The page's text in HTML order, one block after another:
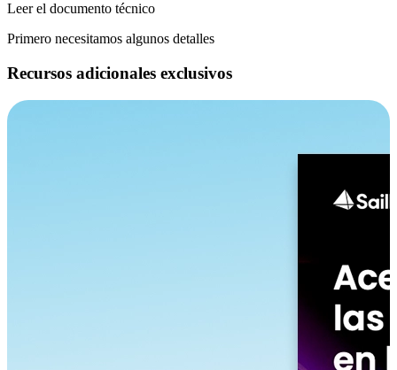
Leer el documento técnico
Primero necesitamos algunos detalles
Recursos adicionales exclusivos